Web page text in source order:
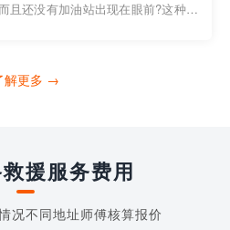
且还没有加油站出现在眼前?这种情
请求送油人员来帮助你。
解更多 →
援服务费用
况不同地址师傅核算报价